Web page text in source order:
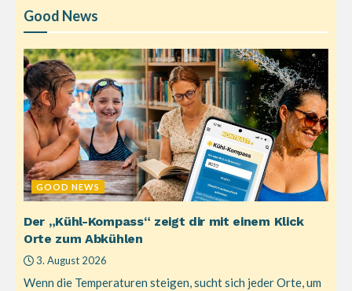
Good News
GOOD NEWS
Der „Kühl-Kompass“ zeigt dir mit einem Klick
Orte zum Abkühlen
3. August 2026
Wenn die Temperaturen steigen, sucht sich jeder Orte, um